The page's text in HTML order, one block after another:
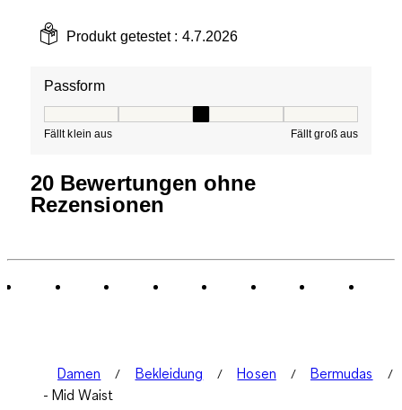
Produkt getestet : 4.7.2026
Passform
Fällt klein aus Fällt groß aus
20 Bewertungen ohne
Rezensionen
Damen Bekleidung Hosen
Bermudas
- Mid Waist